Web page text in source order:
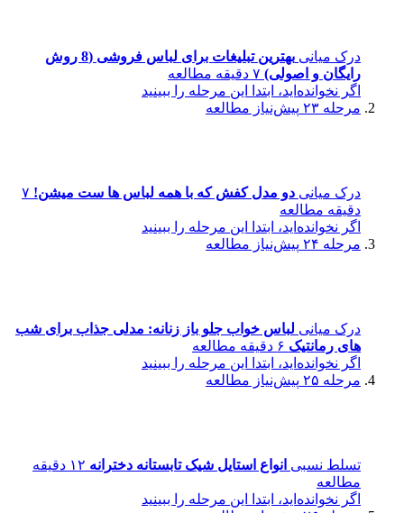
درک میانی
بهترین تبلیغات برای لباس فروشی (8 روش
رایگان و اصولی) ۷ دقیقه مطالعه
اگر نخوانده‌اید، ابتدا این مرحله را ببینید
مرحله ۲۳
پیش‌نیاز مطالعه
درک میانی دو مدل کفش که با همه لباس ها ست میشن! ۷
دقیقه مطالعه
اگر نخوانده‌اید، ابتدا این مرحله را ببینید
مرحله ۲۴
پیش‌نیاز مطالعه
درک میانی لباس خواب جلو باز زنانه: مدلی جذاب برای شب
های رمانتیک ۶ دقیقه مطالعه
اگر نخوانده‌اید، ابتدا این مرحله را ببینید
مرحله ۲۵
پیش‌نیاز مطالعه
تسلط نسبی انواع استایل شیک تابستانه دخترانه
۱۲ دقیقه
مطالعه
اگر نخوانده‌اید، ابتدا این مرحله را ببینید